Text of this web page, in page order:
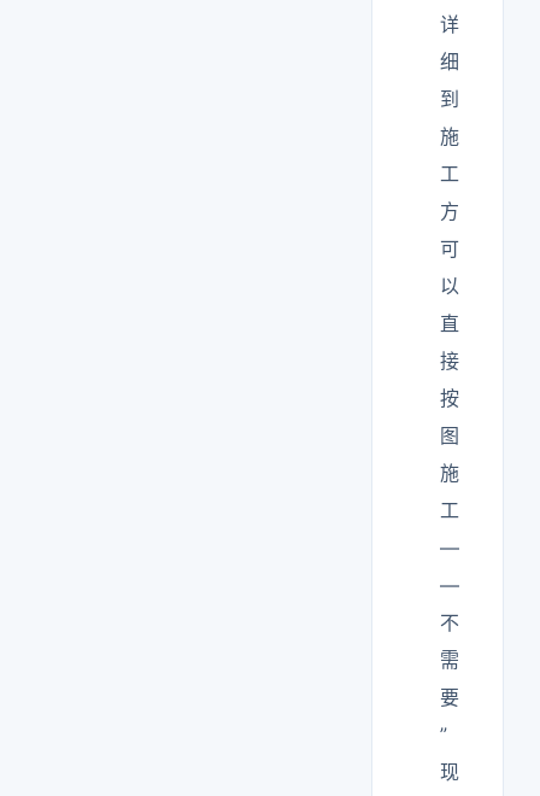
详
细
到
施
工
方
可
以
直
接
按
图
施
工
—
—
不
需
要
”
现